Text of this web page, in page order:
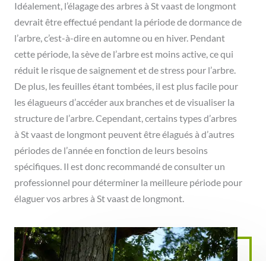
Idéalement, l’élagage des arbres à St vaast de longmont
devrait être effectué pendant la période de dormance de
l’arbre, c’est-à-dire en automne ou en hiver. Pendant
cette période, la sève de l’arbre est moins active, ce qui
réduit le risque de saignement et de stress pour l’arbre.
De plus, les feuilles étant tombées, il est plus facile pour
les élagueurs d’accéder aux branches et de visualiser la
structure de l’arbre. Cependant, certains types d’arbres
à St vaast de longmont peuvent être élagués à d’autres
périodes de l’année en fonction de leurs besoins
spécifiques. Il est donc recommandé de consulter un
professionnel pour déterminer la meilleure période pour
élaguer vos arbres à St vaast de longmont.